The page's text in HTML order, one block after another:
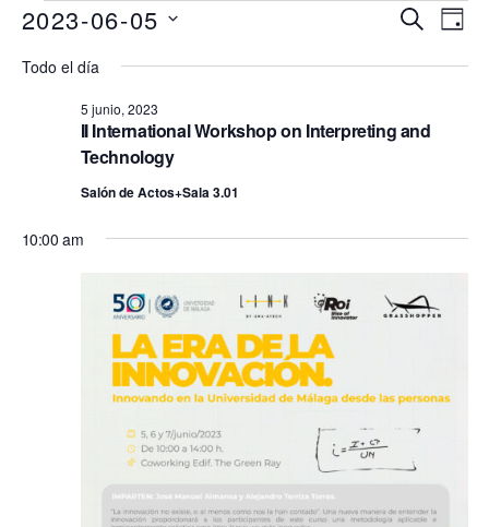
Eventos
en
junio,
de
vistas
de
BUSCAR
de
DÍA
2023-06-05
la
Todo el día
II International Workshop on Interpreting and
Technology
5 junio, 2023
Salón de Actos+Sala 3.01
10:00 am